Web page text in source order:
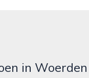
in Woerden